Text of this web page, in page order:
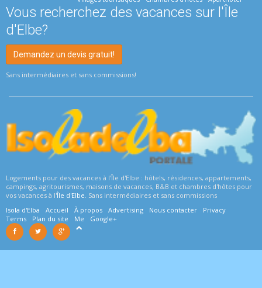
Vous recherchez des vacances sur l'Île
d'Elbe?
Demandez un devis gratuit!
Sans intermédiaires et sans commissions!
Logements pour des vacances à l'Île d'Elbe : hôtels, résidences, appartements,
campings, agritourismes, maisons de vacances, B&B et chambres d'hôtes pour
vos vacances à l'Île d'Elbe . Sans intermédiaires et sans commissions
Isola d'Elba
Accueil À propos Advertising Nous contacter
Privacy
Terms
Plan du site Me Google+